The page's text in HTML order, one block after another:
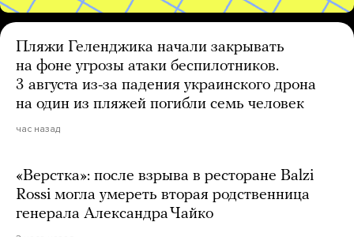
Пляжи Геленджика начали закрывать
на фоне угрозы атаки беспилотников.
3 августа из-за падения украинского дрона
на один из пляжей погибли семь человек
час назад
«Верстка»: после взрыва в ресторане Balzi
Rossi могла умереть вторая родственница
генерала Александра Чайко